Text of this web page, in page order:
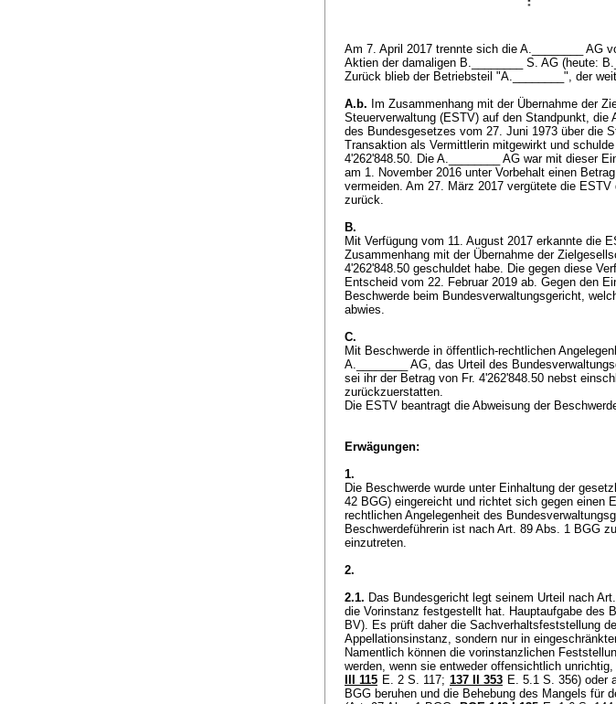
Am 7. April 2017 trennte sich die A.________ AG
Aktien der damaligen B.________ S. AG (heute:
Zurück blieb der Betriebsteil "A.________", der
A.b. Im Zusammenhang mit der Übernahme der
Steuerverwaltung (ESTV) auf den Standpunkt,
des Bundesgesetzes vom 27. Juni 1973 über die
Transaktion als Vermittlerin mitgewirkt und
4'262'848.50. Die A.________ AG war mit dieser
am 1. November 2016 unter Vorbehalt einen
vermeiden. Am 27. März 2017 vergütete die
zurück.
B.
Mit Verfügung vom 11. August 2017 erkannte die
Zusammenhang mit der Übernahme der
4'262'848.50 geschuldet habe. Die gegen diese
Entscheid vom 22. Februar 2019 ab. Gegen den
Beschwerde beim Bundesverwaltungsgericht,
abwies.
C.
Mit Beschwerde in öffentlich-rechtlichen
A.________ AG, das Urteil des
sei ihr der Betrag von Fr. 4'262'848.50 nebst
zurückzuerstatten.
Die ESTV beantragt die Abweisung der
Erwägungen:
1.
Die Beschwerde wurde unter Einhaltung der
42 BGG) eingereicht und richtet sich gegen einen
rechtlichen Angelegenheit des
Beschwerdeführerin ist nach Art. 89 Abs. 1 BGG
einzutreten.
2.
2.1. Das Bundesgericht legt seinem Urteil nach
die Vorinstanz festgestellt hat. Hauptaufgabe des
BV). Es prüft daher die Sachverhaltsfeststellung
Appellationsinstanz, sondern nur in
Namentlich können die vorinstanzlichen
werden, wenn sie entweder offensichtlich
III 115 E. 2 S. 117; 137 II 353 E. 5.1 S. 356) oder
BGG beruhen und die Behebung des Mangels für